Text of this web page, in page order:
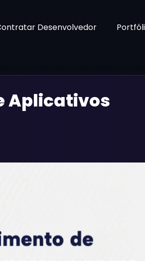
Desenvolvedor
Aplicativos